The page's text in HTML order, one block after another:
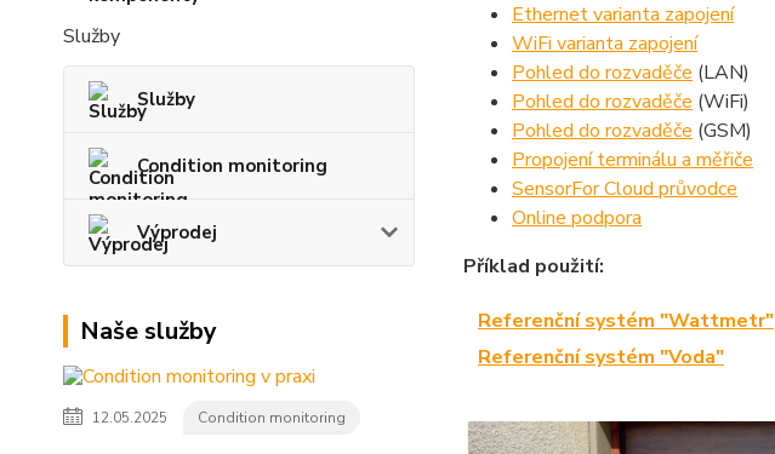
Služby
Služby
Condition monitoring
Výprodej
Naše služby
12.05.2025 Condition monitoring
Ethernet varianta zapojení
WiFi varianta zapojení
Pohled do rozvaděče (LAN)
Pohled do rozvaděče (WiFi)
Pohled do rozvaděče (GSM)
Propojení terminálu a měřiče
SensorFor Cloud průvodce
Online podpora
Příklad použití:
Referenční systém "Wattmetr"
Referenční systém "Voda"